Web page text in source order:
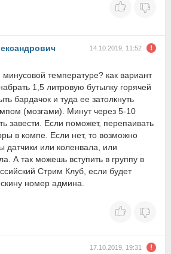
14.10.2019, 11:52
минусовой температуре? как вариант
1,5 литровую бутылку горячей
бардачок и туда ее затолкнуть
(мозгами). Минут через 5-10
завести. Если поможет, перепаивать
в компе. Если нет, то возможно
датчики или коленвала, или
А так можешь вступить в группу в
Стрим Клуб, если будет
номер админа.
17.10.2019, 19:31